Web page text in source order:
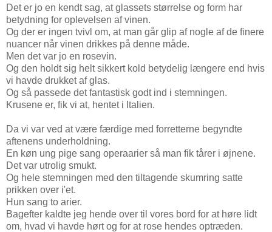
Det er jo en kendt sag, at glassets størrelse og form har
betydning for oplevelsen af vinen.
Og der er ingen tvivl om, at man går glip af nogle af de finere
nuancer når vinen drikkes på denne måde.
Men det var jo en rosevin.
Og den holdt sig helt sikkert kold betydelig længere end hvis
vi havde drukket af glas.
Og så passede det fantastisk godt ind i stemningen.
Krusene er, fik vi at, hentet i Italien.
Da vi var ved at være færdige med forretterne begyndte
aftenens underholdning.
En køn ung pige sang operaarier så man fik tårer i øjnene.
Det var utrolig smukt.
Og hele stemningen med den tiltagende skumring satte
prikken over i'et.
Hun sang to arier.
Bagefter kaldte jeg hende over til vores bord for at høre lidt
om, hvad vi havde hørt og for at rose hendes optræden.